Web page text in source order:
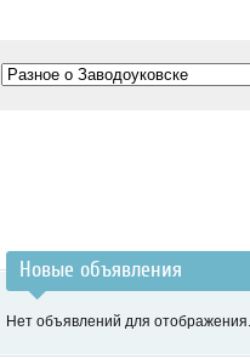
Новые объявления
Нет объявлений для отображения.